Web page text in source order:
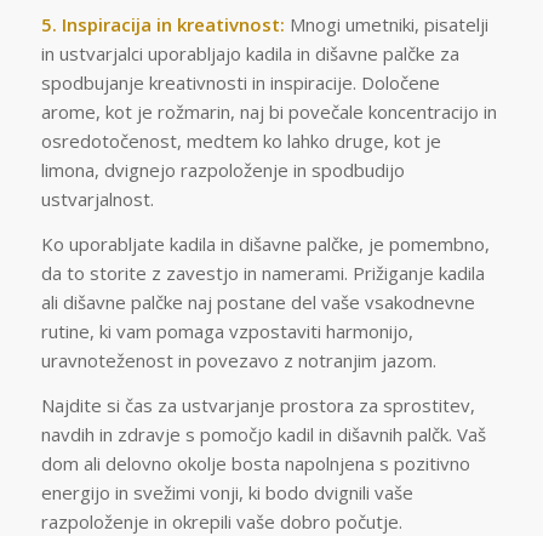
5. Inspiracija in kreativnost: Mnogi umetniki, pisatelji
in ustvarjalci uporabljajo kadila in dišavne palčke za
spodbujanje kreativnosti in inspiracije. Določene
arome, kot je rožmarin, naj bi povečale koncentracijo in
osredotočenost, medtem ko lahko druge, kot je
limona, dvignejo razpoloženje in spodbudijo
ustvarjalnost.
Ko uporabljate kadila in dišavne palčke, je pomembno,
da to storite z zavestjo in namerami. Prižiganje kadila
ali dišavne palčke naj postane del vaše vsakodnevne
rutine, ki vam pomaga vzpostaviti harmonijo,
uravnoteženost in povezavo z notranjim jazom.
Najdite si čas za ustvarjanje prostora za sprostitev,
navdih in zdravje s pomočjo kadil in dišavnih palčk. Vaš
dom ali delovno okolje bosta napolnjena s pozitivno
energijo in svežimi vonji, ki bodo dvignili vaše
razpoloženje in okrepili vaše dobro počutje.